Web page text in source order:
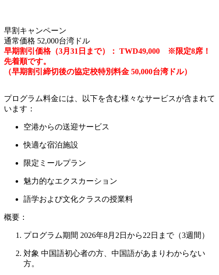
早割キャンペーン
通常価格 52,000台湾ドル
早期割引価格（3月31日まで）： TWD49,000 ※限定8席！
先着順です。
（早期割引締切後の協定校特別料金 50,000台湾ドル）
プログラム料金には、以下を含む様々なサービスが含まれて
います：
空港からの送迎サービス
快適な宿泊施設
限定ミールプラン
魅力的なエクスカーション
語学および文化クラスの授業料
概要：
プログラム期間 2026年8月2日から22日まで（3週間）
対象 中国語初心者の方、中国語があまりわからない
方。